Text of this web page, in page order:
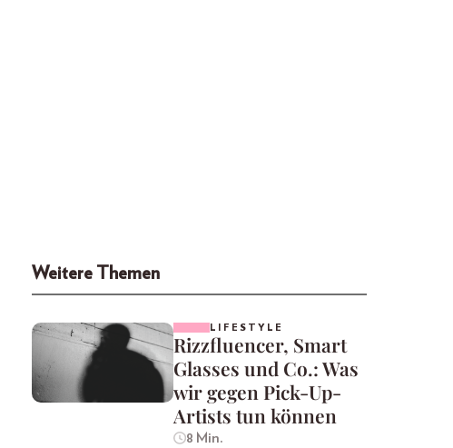
Weitere Themen
LIFESTYLE
Rizzfluencer, Smart
Glasses und Co.: Was
wir gegen Pick-Up-
Artists tun können
8 Min.